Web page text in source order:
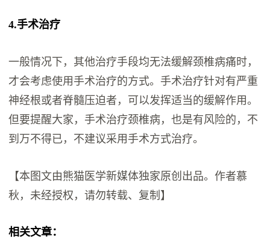
4.手术治疗
一般情况下，其他治疗手段均无法缓解颈椎病痛时，
才会考虑使用手术治疗的方式。手术治疗针对有严重
神经根或者脊髓压迫者，可以发挥适当的缓解作用。
但要提醒大家，手术治疗颈椎病，也是有风险的，不
到万不得已，不建议采用手术方式治疗。
【本图文由熊猫医学新媒体独家原创出品。作者慕
秋，未经授权，请勿转载、复制】
相关文章：